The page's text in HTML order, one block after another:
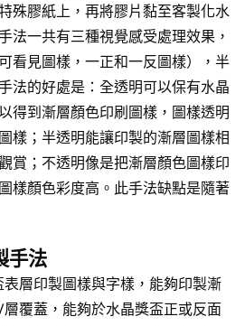
殊膠紙上，再將膠片黏至客製化水
法一共有三種視覺感受處理效果，
看見圖樣，一正和一反圖樣），半
法的好處是：全透明可以保有水晶
得到漸層顏色印刷圖樣，圖樣透明
樣；半透明能讓印製的漸層圖樣相
賞；不透明像是把漸層顏色圖樣印
樣顏色彩度高。此手法缺點是隨著
手法
層印製圖樣與字樣，能夠印製漸
覆蓋，能夠於水晶獎盃正或反面